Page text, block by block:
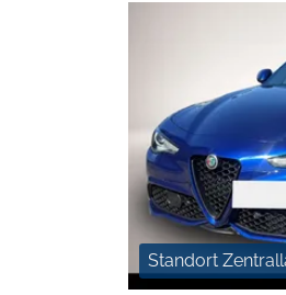
Standort